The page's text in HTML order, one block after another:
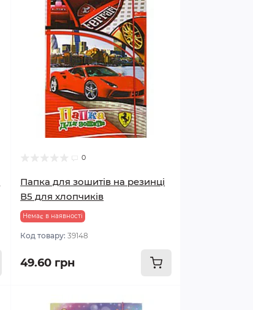
0
Папка для зошитів на резинці
В5 для хлопчиків
Немає в наявності
Код товару:39148
49.60 грн